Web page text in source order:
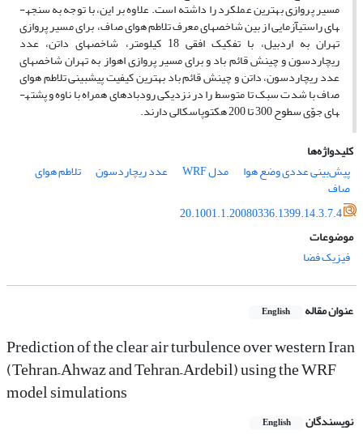
مسیر پروازی بهترین عملکرد را داشته است. علاوه بر این، با توجه به سنجه­
های راستی­آزمایی از بین شاخص­های معرف تلاطم هوای صاف، برای مسیر پروازی
تهران به اردبیل، با تفکیک افقی 18 کیلومتر، شاخص­های داتن، عدد
ریچاردسون و چینش قائم باد و برای مسیر پروازی اهواز به تهران شاخص­های
عدد ریچاردسون، داتن و چینش قائم باد بهترین کیفیت پیش­بینی تلاطم هوای
صاف با شدت سبک تا متوسط را در نزدیکی رودبادهای همراه با ناوه و پشته­
های جوّی سطوح 300 تا 200 هکتوپاسکالی دارند.
کلیدواژه‌ها
پیش‌بینی عددی وضع هوا
مدل WRF عدد ریچاردسون تلاطم هوای
صاف
20.1001.1.20080336.1399.14.3.7.4
موضوعات
فیزیک فضا
عنوان مقاله English
Prediction of the clear air turbulence over western Iran
(Tehran–Ahwaz and Tehran–Ardebil) using the WRF
model simulations
نویسندگان English